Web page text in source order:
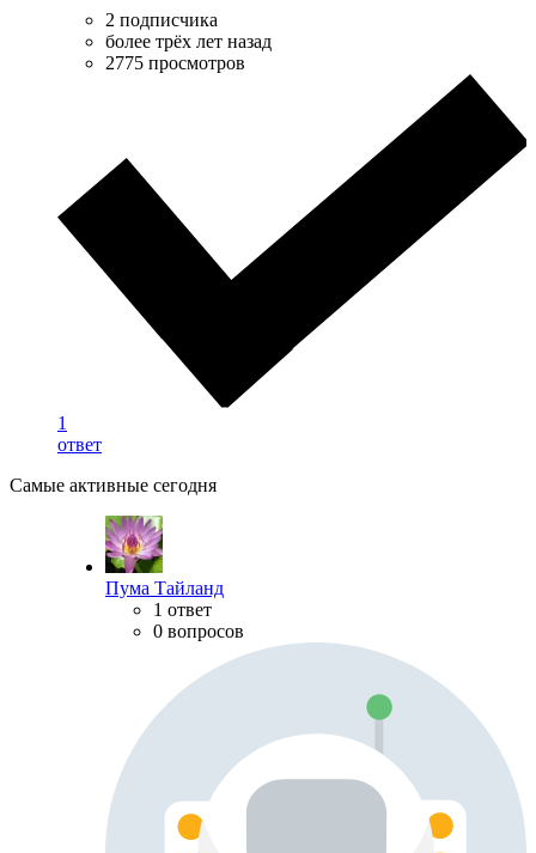
2 подписчика
более трёх лет назад
2775 просмотров
1
ответ
Самые активные сегодня
Пума Тайланд
1 ответ
0 вопросов